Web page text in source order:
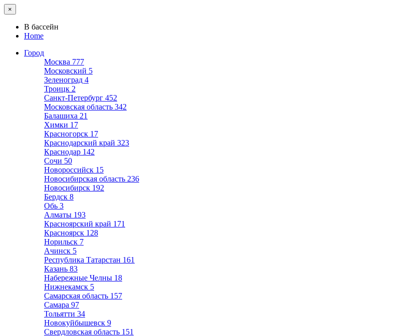
×
В бассейн
Home
Город
Москва 777
Московский 5
Зеленоград 4
Троицк 2
Санкт-Петербург 452
Московская область 342
Балашиха 21
Химки 17
Красногорск 17
Краснодарский край 323
Краснодар 142
Сочи 50
Новороссийск 15
Новосибирская область 236
Новосибирск 192
Бердск 8
Обь 3
Алматы 193
Красноярский край 171
Красноярск 128
Норильск 7
Ачинск 5
Республика Татарстан 161
Казань 83
Набережные Челны 18
Нижнекамск 5
Самарская область 157
Самара 97
Тольятти 34
Новокуйбышевск 9
Свердловская область 151